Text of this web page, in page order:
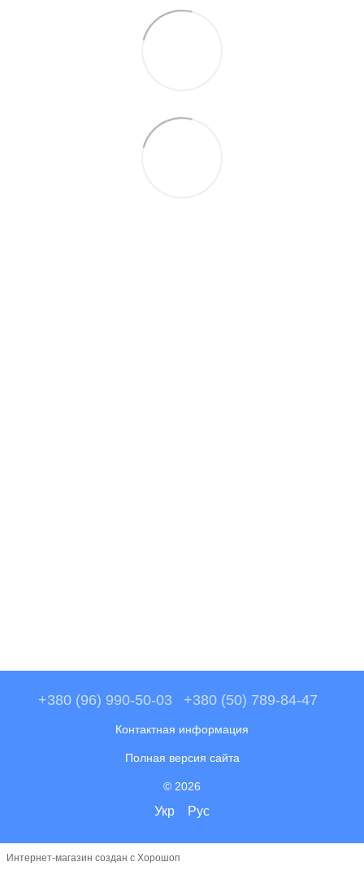
+380 (96) 990-50-03 +380 (50) 789-84-47
Контактная информация
Полная версия сайта
© 2026
Укр Рус
Интернет-магазин создан с Хорошоп